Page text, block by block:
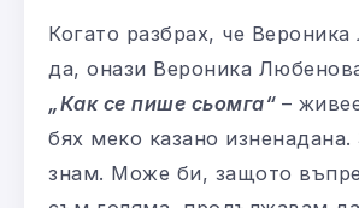
Когато разбрах, че
да, онази Вероника
„Как се пише сьомга“ –
бях меко казано
знам. Може би, защото